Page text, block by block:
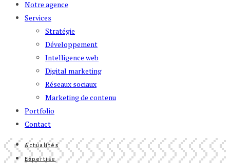
Notre agence
Services
Stratégie
Développement
Intelligence web
Digital marketing
Réseaux sociaux
Marketing de contenu
Portfolio
Contact
Actualités
Expertise